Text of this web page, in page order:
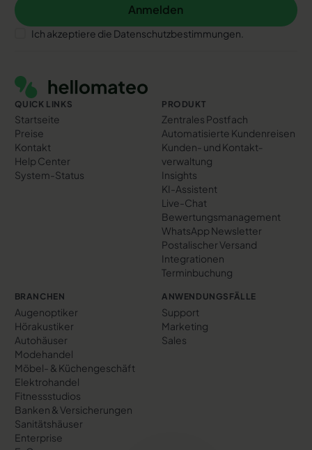
Anmelden
Anmelden
Ich akzeptiere die Datenschutzbestimmungen.
QUICK LINKS
Startseite
Preise
Kontakt
Help Center
System-Status
PRODUKT
Zentrales Postfach
Automatisierte Kundenreisen
Kunden- und Kontakt­
verwaltung
Insights
KI-Assistent
Live-Chat
Bewertungs­management
WhatsApp Newsletter
Postalischer Versand
Integrationen
Terminbuchung
BRANCHEN
Augenoptiker
Hörakustiker
Autohäuser
Modehandel
Möbel- & Küchengeschäft
Elektrohandel
Fitnessstudios
Banken & Versicherungen
Sanitätshäuser
Enterprise
ANWENDUNGSFÄLLE
Support
Marketing
Sales